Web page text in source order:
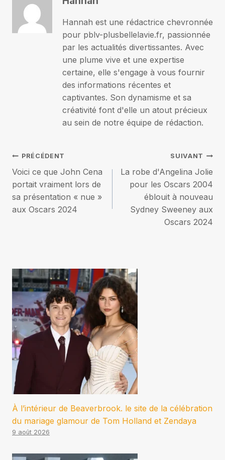
Hannah est une rédactrice chevronnée
pour pblv-plusbellelavie.fr, passionnée
par les actualités divertissantes. Avec
une plume vive et une expertise
certaine, elle s'engage à vous fournir
des informations récentes et
captivantes. Son dynamisme et sa
créativité font d'elle un atout précieux
au sein de notre équipe de rédaction.
Navigation
de
l’article
PRÉCÉDENT
Voici ce que John Cena
portait vraiment lors de
sa présentation « nue »
aux Oscars 2024
SUIVANT
La robe d'Angelina Jolie
pour les Oscars 2004
éblouit à nouveau
Sydney Sweeney aux
Oscars 2024
À l’intérieur de Beaverbrook. le site de la célébration
du mariage glamour de Tom Holland et Zendaya
9 août 2026